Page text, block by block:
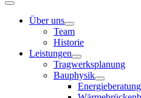
Toggle
NavigationÜber uns
Team
Historie
Leistungen
Tragwerksplanung
Bauphysik
Energieberatung